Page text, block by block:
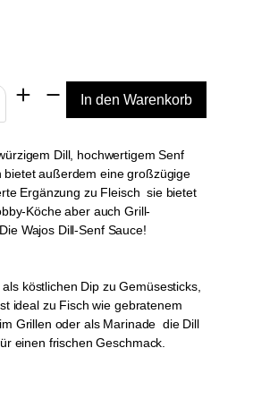
Dill, hochwertigem Senf
bietet außerdem eine großzügige
Ergänzung zu Fleisch  sie bietet
Köche aber auch Grill-
Wajos Dill-Senf Sauce!
köstlichen Dip zu Gemüsesticks,
ideal zu Fisch wie gebratenem
Grillen oder als Marinade  die Dill
einen frischen Geschmack.